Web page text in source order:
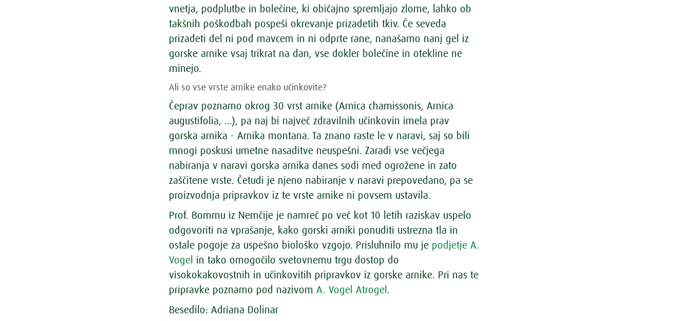
vnetja, podplutbe in bolečine, ki običajno spremljajo zlome, lahko ob
takšnih poškodbah pospeši okrevanje prizadetih tkiv. Če seveda
prizadeti del ni pod mavcem in ni odprte rane, nanašamo nanj gel iz
gorske arnike vsaj trikrat na dan, vse dokler bolečine in otekline ne
minejo.
Ali so vse vrste arnike enako učinkovite?
Čeprav poznamo okrog 30 vrst arnike (Arnica chamissonis, Arnica
augustifolia, …), pa naj bi največ zdravilnih učinkovin imela prav
gorska arnika - Arnika montana. Ta znano raste le v naravi, saj so bili
mnogi poskusi umetne nasaditve neuspešni. Zaradi vse večjega
nabiranja v naravi gorska arnika danes sodi med ogrožene in zato
zaščitene vrste. Četudi je njeno nabiranje v naravi prepovedano, pa se
proizvodnja pripravkov iz te vrste arnike ni povsem ustavila.
Prof. Bommu iz Nemčije je namreč po več kot 10 letih raziskav uspelo
odgovoriti na vprašanje, kako gorski arniki ponuditi ustrezna tla in
ostale pogoje za uspešno biološko vzgojo. Prisluhnilo mu je podjetje A.
Vogel in tako omogočilo svetovnemu trgu dostop do
visokokakovostnih in učinkovitih pripravkov iz gorske arnike. Pri nas te
pripravke poznamo pod nazivomA. Vogel Atrogel .
Besedilo: Adriana Dolinar